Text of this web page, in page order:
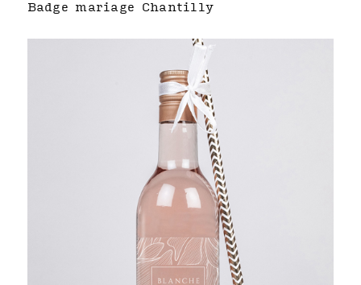
Badge mariage Chantilly